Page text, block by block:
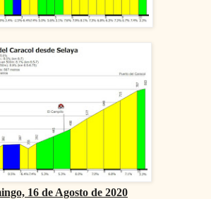
16 de Agosto de 2020